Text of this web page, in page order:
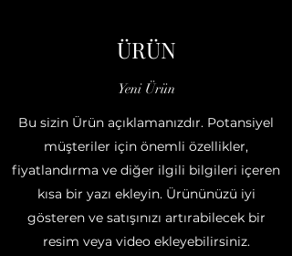
ÜRÜN
Yeni Ürün
Bu sizin Ürün açıklamanızdır. Potansiyel
müşteriler için önemli özellikler,
fiyatlandırma ve diğer ilgili bilgileri içeren
kısa bir yazı ekleyin. Ürününüzü iyi
gösteren ve satışınızı artırabilecek bir
resim veya video ekleyebilirsiniz.